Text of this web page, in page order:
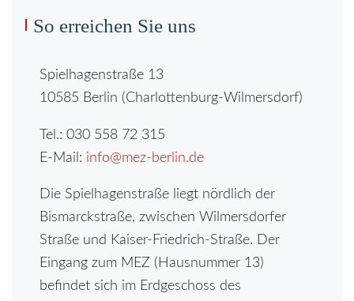
So erreichen Sie uns
Spielhagenstraße 13
10585 Berlin (Charlottenburg-Wilmersdorf)
Tel.: 030 558 72 315
E-Mail: info@mez-berlin.de
Die Spielhagenstraße liegt nördlich der
Bismarckstraße, zwischen Wilmersdorfer
Straße und Kaiser-Friedrich-Straße. Der
Eingang zum MEZ (Hausnummer 13)
befindet sich im Erdgeschoss des